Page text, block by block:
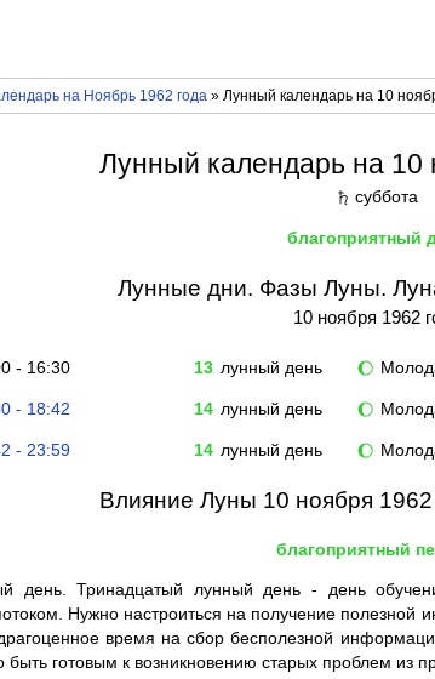
на Ноябрь 1962 года» Лунный календарь на 10
Лунный календарь на 10
♄ суббота
благоприятный
Лунные дни. Фазы Луны.
10 ноября 1962
- 16:30 13 лунный день 🌔
- 18:42 14 лунный день 🌔
- 23:59 14 лунный день 🌔
Влияние Луны 10 ноября
благоприятный
день. Тринадцатый лунный день - день
Нужно настроиться на получение полезной
время на сбор бесполезной
быть готовым к возникновению старых проблем из